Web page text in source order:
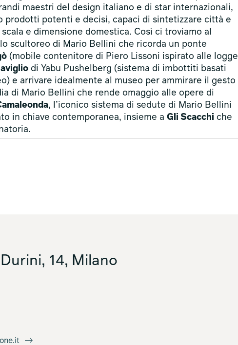
maestri del design italiano e di star internazionali,
prodotti potenti e decisi, capaci di sintetizzare città e
e dimensione domestica. Così ci troviamo al
scultoreo di Mario Bellini che ricorda un ponte
(mobile contenitore di Piero Lissoni ispirato alle logge
di Yabu Pushelberg (sistema di imbottiti basati
e arrivare idealmente al museo per ammirare il gesto
di Mario Bellini che rende omaggio alle opere di
, l’iconico sistema di sedute di Mario Bellini
in chiave contemporanea, insieme a Gli Scacchi che
il quotidiano e suggerire nuove meravigliose
14, Milano